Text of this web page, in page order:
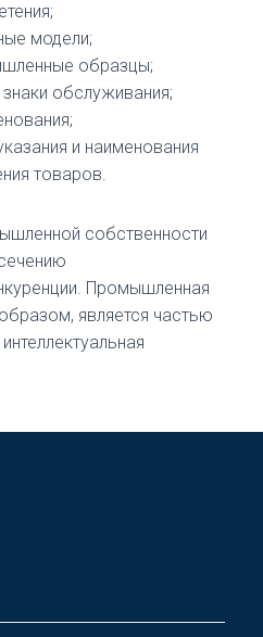
модели;
образцы;
обслуживания;
и наименования
товаров.
собственности
Промышленная
является частью